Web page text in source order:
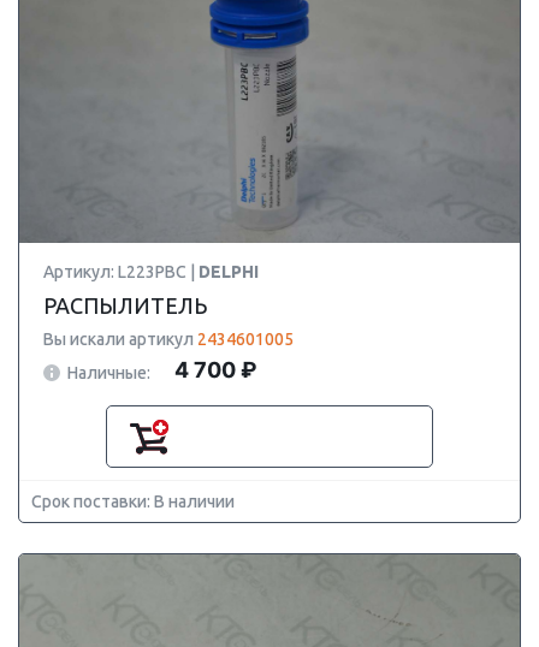
Артикул: L223PBC | DELPHI
РАСПЫЛИТЕЛЬ
Вы искали артикул 2434601005
Наличные:
4 700 ₽
Срок поставки: В наличии